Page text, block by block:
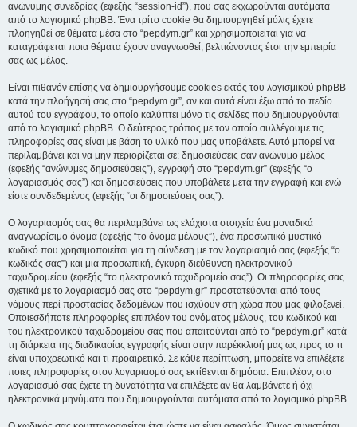
ανώνυμης συνεδρίας (εφεξής “session-id”), που σας εκχωρούνται αυτόματα
από το λογισμικό phpBB. Ένα τρίτο cookie θα δημιουργηθεί μόλις έχετε
πλοηγηθεί σε θέματα μέσα στο “pepdym.gr” και χρησιμοποιείται για να
καταγράφεται ποια θέματα έχουν αναγνωσθεί, βελτιώνοντας έτσι την εμπειρία
σας ως μέλος.
Είναι πιθανόν επίσης να δημιουργήσουμε cookies εκτός του λογισμικού phpBB
κατά την πλοήγησή σας στο “pepdym.gr”, αν και αυτά είναι έξω από το πεδίο
αυτού του εγγράφου, το οποίο καλύπτει μόνο τις σελίδες που δημιουργούνται
από το λογισμικό phpBB. Ο δεύτερος τρόπος με τον οποίο συλλέγουμε τις
πληροφορίες σας είναι με βάση το υλικό που μας υποβάλετε. Αυτό μπορεί να
περιλαμβάνει και να μην περιορίζεται σε: δημοσιεύσεις σαν ανώνυμο μέλος
(εφεξής “ανώνυμες δημοσιεύσεις”), εγγραφή στο “pepdym.gr” (εφεξής “ο
λογαριασμός σας”) και δημοσιεύσεις που υποβάλετε μετά την εγγραφή και ενώ
είστε συνδεδεμένος (εφεξής “οι δημοσιεύσεις σας”).
Ο λογαριασμός σας θα περιλαμβάνει ως ελάχιστα στοιχεία ένα μοναδικά
αναγνωρίσιμο όνομα (εφεξής “το όνομα μέλους”), ένα προσωπικό μυστικό
κωδικό που χρησιμοποιείται για τη σύνδεση με τον λογαριασμό σας (εφεξής “ο
κωδικός σας”) και μια προσωπική, έγκυρη διεύθυνση ηλεκτρονικού
ταχυδρομείου (εφεξής “το ηλεκτρονικό ταχυδρομείο σας”). Οι πληροφορίες σας
σχετικά με το λογαριασμό σας στο “pepdym.gr” προστατεύονται από τους
νόμους περί προστασίας δεδομένων που ισχύουν στη χώρα που μας φιλοξενεί.
Οποιεσδήποτε πληροφορίες επιπλέον του ονόματος μέλους, του κωδικού και
του ηλεκτρονικού ταχυδρομείου σας που απαιτούνται από το “pepdym.gr” κατά
τη διάρκεια της διαδικασίας εγγραφής είναι στην παρέκκλισή μας ως προς το τι
είναι υποχρεωτικό και τι προαιρετικό. Σε κάθε περίπτωση, μπορείτε να επιλέξετε
ποιες πληροφορίες στον λογαριασμό σας εκτίθενται δημόσια. Επιπλέον, στο
λογαριασμό σας έχετε τη δυνατότητα να επιλέξετε αν θα λαμβάνετε ή όχι
ηλεκτρονικά μηνύματα που δημιουργούνται αυτόματα από το λογισμικό phpBB.